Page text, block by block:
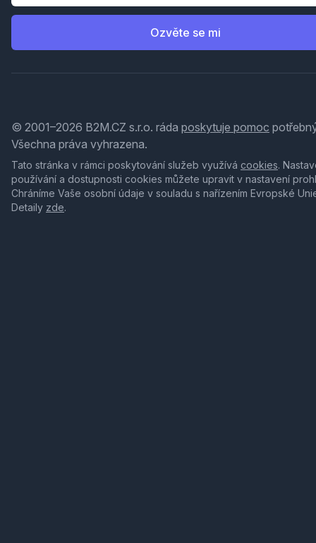
Ozvěte se mi
© 2001–2026 B2M.CZ s.r.o. ráda poskytuje pomoc
Všechna práva vyhrazena.
Tato stránka v rámci poskytování služeb využívá cookies.
používání a dostupnosti cookies můžete upravit v nastavení
Chráníme Vaše osobní údaje v souladu s nařízením Evropské
Detaily zde.